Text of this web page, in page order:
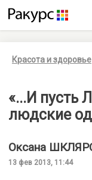
Красота и здоровье
«...И пусть
людские
Оксана
13 фев 2013, 11:44